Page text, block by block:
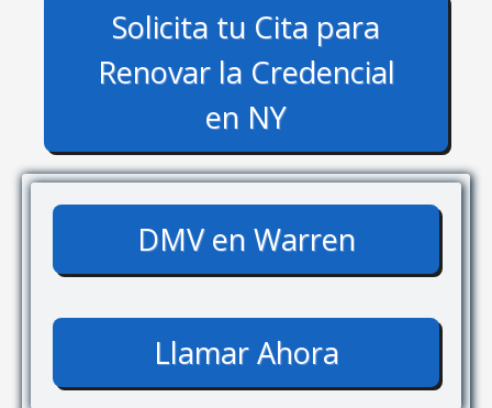
Solicita tu Cita para
Renovar la Credencial
en NY
DMV en Warren
Llamar Ahora